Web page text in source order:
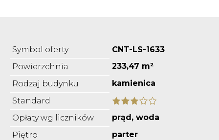
Symbol oferty
CNT-LS-1633
Powierzchnia
233,47 m²
Rodzaj budynku
kamienica
Standard
Opłaty wg liczników
prąd, woda
Piętro
parter